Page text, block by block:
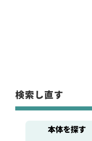
検索し直す
本体を探す